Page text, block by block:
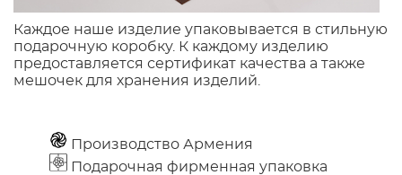
Каждое наше изделие упаковывается в стильную
подарочную коробку. К каждому изделию
предоставляется сертификат качества а также
мешочек для хранения изделий.
Производство Армения
Подарочная фирменная упаковка